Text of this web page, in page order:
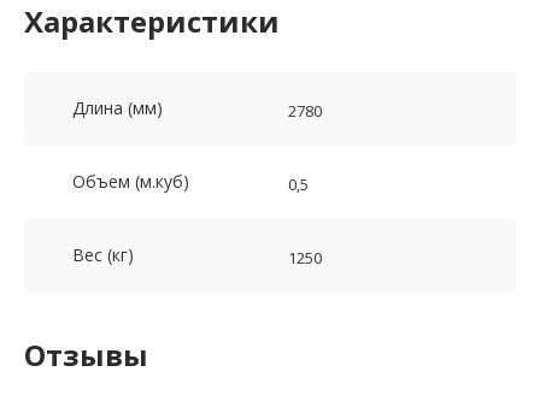
Характеристики
Длина (мм) 2780
Объем (м.куб) 0,5
Вес (кг) 1250
Отзывы